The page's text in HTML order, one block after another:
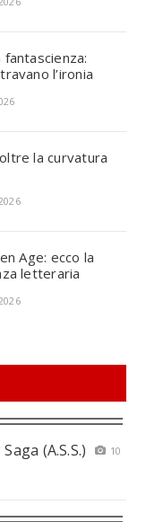
fantascienza:
l’ironia
la curvatura
Age: ecco la
letteraria
(A.S.S.)
10